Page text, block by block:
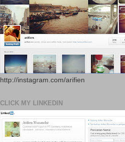
http://instagram.com/arifien
CLICK MY LINKEDIN